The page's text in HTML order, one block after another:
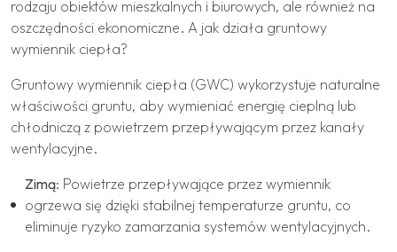
rodzaju obiektów mieszkalnych i biurowych, ale również na
oszczędności ekonomiczne. A jak działa gruntowy
wymiennik ciepła?
Gruntowy wymiennik ciepła (GWC) wykorzystuje naturalne
właściwości gruntu, aby wymieniać energię cieplną lub
chłodniczą z powietrzem przepływającym przez kanały
wentylacyjne.
Zimą: Powietrze przepływające przez wymiennik
ogrzewa się dzięki stabilnej temperaturze gruntu, co
eliminuje ryzyko zamarzania systemów wentylacyjnych.